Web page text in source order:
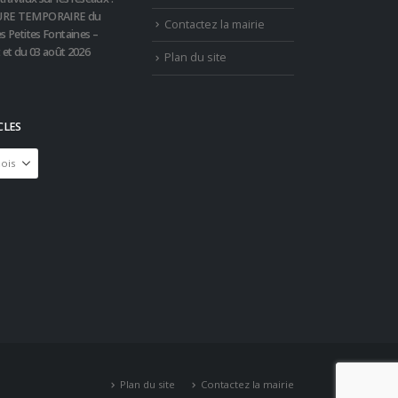
TEMPORAIRE du
Petites Fontaines –
du 03 août 2026
Contactez la mairie
Plan du site
Plan du site Contactez la mairie